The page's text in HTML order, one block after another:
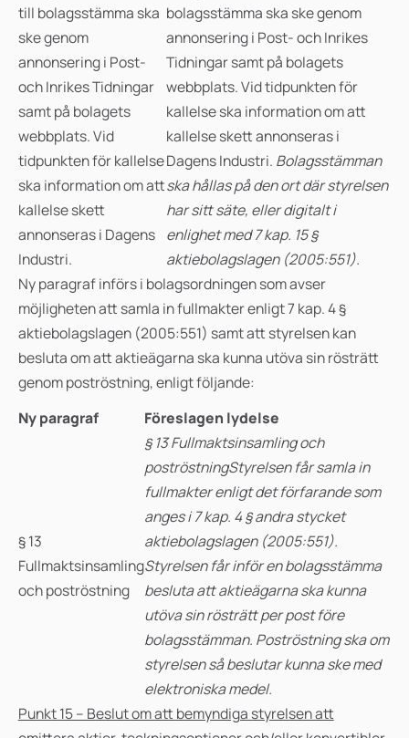
till bolagsstämma ska
ske genom
annonsering i Post-
och Inrikes Tidningar
samt på bolagets
webbplats. Vid
tidpunkten för kallelse
ska information om att
kallelse skett
annonseras i Dagens
Industri.
bolagsstämma ska ske genom
annonsering i Post- och Inrikes
Tidningar samt på bolagets
webbplats. Vid tidpunkten för
kallelse ska information om att
kallelse skett annonseras i
Dagens Industri. Bolagsstämman
ska hållas på den ort där styrelsen
har sitt säte, eller digitalt i
enlighet med 7 kap. 15 §
aktiebolagslagen (2005:551).
Ny paragraf införs i bolagsordningen som avser
möjligheten att samla in fullmakter enligt 7 kap. 4 §
aktiebolagslagen (2005:551) samt att styrelsen kan
besluta om att aktieägarna ska kunna utöva sin rösträtt
genom poströstning, enligt följande:
Ny paragraf
Föreslagen lydelse
§ 13
Fullmaktsinsamling
och poströstning
§ 13 Fullmaktsinsamling och
poströstningStyrelsen får samla in
fullmakter enligt det förfarande som
anges i 7 kap. 4 § andra stycket
aktiebolagslagen (2005:551).
Styrelsen får inför en bolagsstämma
besluta att aktieägarna ska kunna
utöva sin rösträtt per post före
bolagsstämman. Poströstning ska om
styrelsen så beslutar kunna ske med
elektroniska medel.
Punkt 15 – Beslut om att bemyndiga styrelsen att